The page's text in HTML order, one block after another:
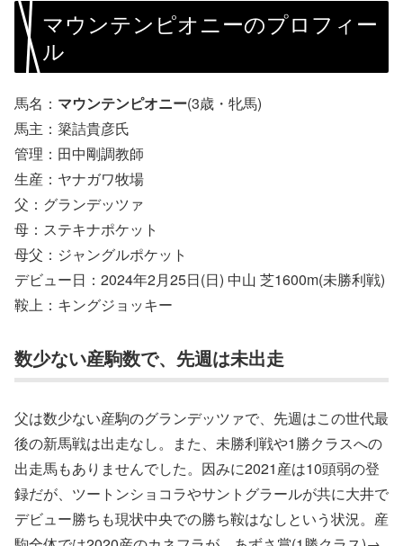
マウンテンピオニーのプロフィー
ル
馬名： マウンテンピオニー(3歳・牝馬)
馬主：簗詰貴彦氏
管理：田中剛調教師
生産：ヤナガワ牧場
父：グランデッツァ
母：ステキナポケット
母父：ジャングルポケット
デビュー日：2024年2月25日(日) 中山 芝1600m(未勝利戦)
鞍上：キングジョッキー
数少ない産駒数で、先週は未出走
父は数少ない産駒のグランデッツァで、先週はこの世代最
後の新馬戦は出走なし。また、未勝利戦や1勝クラスへの
出走馬もありませんでした。因みに2021産は10頭弱の登
録だが、ツートンショコラやサントグラールが共に大井で
デビュー勝ちも現状中央での勝ち鞍はなしという状況。産